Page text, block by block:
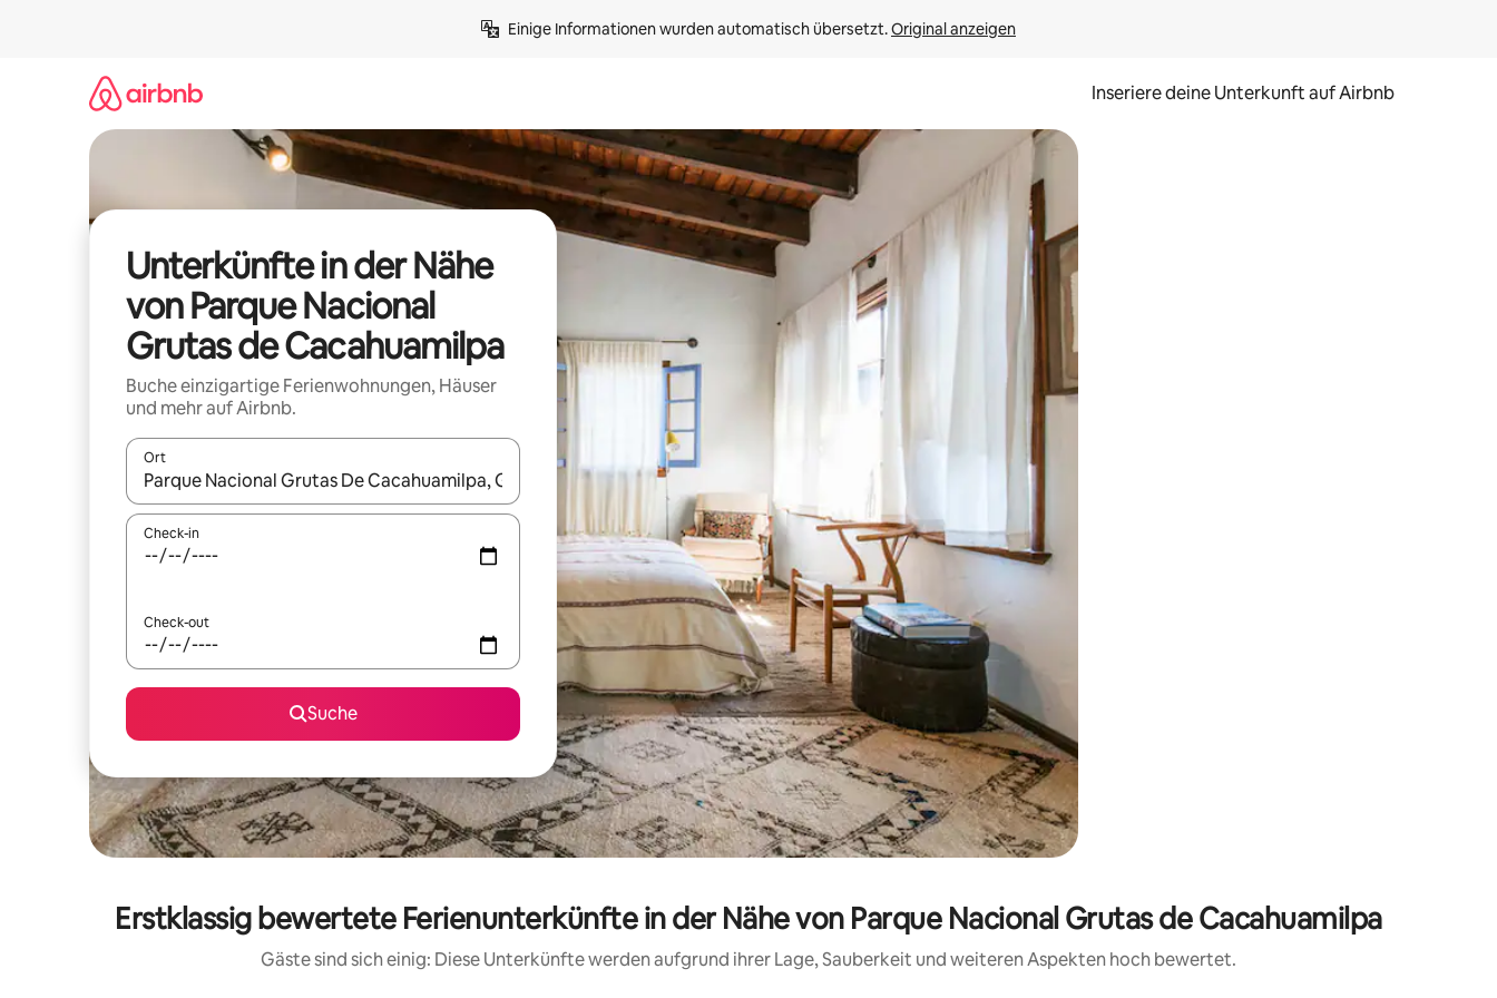
Einige Informationen wurden automatisch übersetzt. Original anzeigen
Inseriere deine Unterkunft auf Airbnb
Unterkünfte in der Nähe
von Parque Nacional
Grutas de Cacahuamilpa
Buche einzigartige Ferienwohnungen, Häuser
und mehr auf Airbnb.
Ort
Wenn Ergebnisse verfügbar sind, navigiere mit den Pfeiltasten nach oben und unten oder erkunde die Ergebnisse durch Berühren oder Wischgesten.
Check-in
Check-out
Suche
Erstklassig bewertete Ferienunterkünfte in der Nähe von Parque Nacional Grutas de Cacahuamilpa
Gäste sind sich einig: Diese Unterkünfte werden aufgrund ihrer Lage, Sauberkeit und weiteren Aspekten hoch bewertet.